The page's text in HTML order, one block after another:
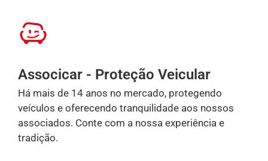
Associcar - Proteção Veicular
Há mais de 14 anos no mercado, protegendo
veículos e oferecendo tranquilidade aos nossos
associados. Conte com a nossa experiência e
tradição.